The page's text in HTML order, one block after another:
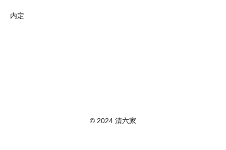
内定
© 2024 清六家